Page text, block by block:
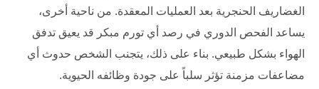
الغضاريف الحنجرية بعد العمليات المعقدة. من ناحية أخرى،
يساعد الفحص الدوري في رصد أي تورم مبكر قد يعيق تدفق
الهواء بشكل طبيعي. بناء على ذلك، يتجنب الشخص حدوث أي
مضاعفات مزمنة تؤثر سلباً على جودة وظائفه الحيوية.